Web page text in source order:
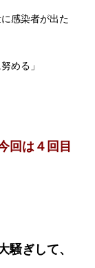
感染者が出た
める」
回は４回目
騒ぎして、